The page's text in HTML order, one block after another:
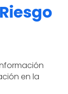
en la